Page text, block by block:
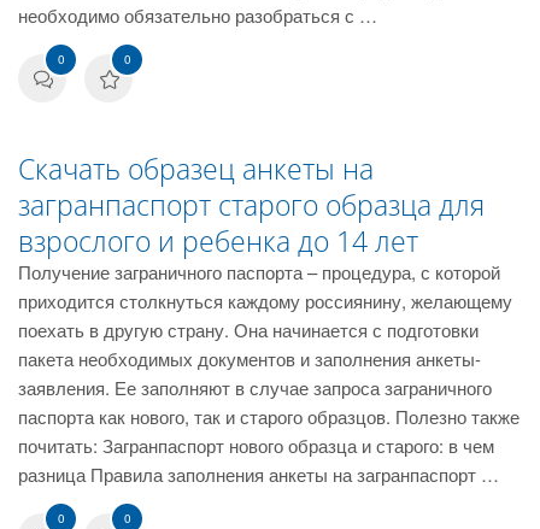
необходимо обязательно разобраться с …
0 0
Скачать образец анкеты на
загранпаспорт старого образца для
взрослого и ребенка до 14 лет
Получение заграничного паспорта – процедура, с которой
приходится столкнуться каждому россиянину, желающему
поехать в другую страну. Она начинается с подготовки
пакета необходимых документов и заполнения анкеты-
заявления. Ее заполняют в случае запроса заграничного
паспорта как нового, так и старого образцов. Полезно также
почитать: Загранпаспорт нового образца и старого: в чем
разница Правила заполнения анкеты на загранпаспорт …
0 0